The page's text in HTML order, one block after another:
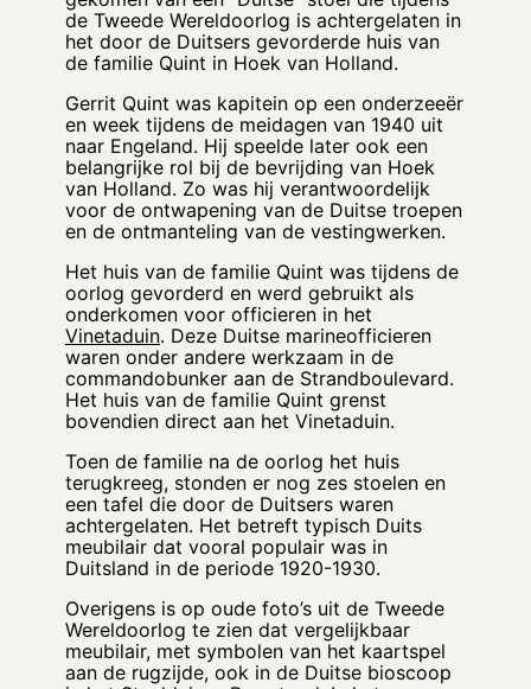
de Tweede Wereldoorlog is achtergelaten in
het door de Duitsers gevorderde huis van
de familie Quint in Hoek van Holland.
Gerrit Quint was kapitein op een onderzeeër
en week tijdens de meidagen van 1940 uit
naar Engeland. Hij speelde later ook een
belangrijke rol bij de bevrijding van Hoek
van Holland. Zo was hij verantwoordelijk
voor de ontwapening van de Duitse troepen
en de ontmanteling van de vestingwerken.
Het huis van de familie Quint was tijdens de
oorlog gevorderd en werd gebruikt als
onderkomen voor officieren in het
Vinetaduin. Deze Duitse marineofficieren
waren onder andere werkzaam in de
commandobunker aan de Strandboulevard.
Het huis van de familie Quint grenst
bovendien direct aan het Vinetaduin.
Toen de familie na de oorlog het huis
terugkreeg, stonden er nog zes stoelen en
een tafel die door de Duitsers waren
achtergelaten. Het betreft typisch Duits
meubilair dat vooral populair was in
Duitsland in de periode 1920-1930.
Overigens is op oude foto’s uit de Tweede
Wereldoorlog te zien dat vergelijkbaar
meubilair, met symbolen van het kaartspel
aan de rugzijde, ook in de Duitse bioscoop